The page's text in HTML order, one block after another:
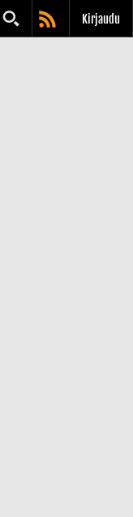
Kirjaudu